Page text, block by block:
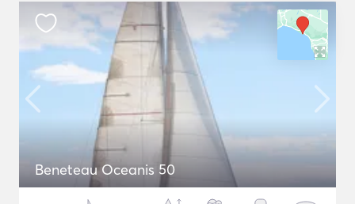
Beneteau Oceanis 50